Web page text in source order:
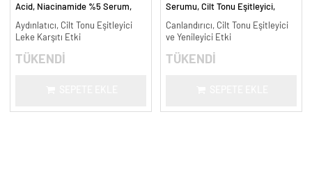
Acid, Niacinamide %5 Serum,
ml.
Aydınlatıcı, Cilt Tonu Eşitleyici
Leke Karşıtı Etki
TÜKENDİ
Serumu, Cilt Tonu Eşitleyici,
Canlandırıcı, Cilt Tonu Eşitleyici
ve Yenileyici Etki
TÜKENDİ